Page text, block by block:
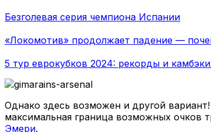
Безголевая серия чемпиона Испании
«Локомотив» продолжает падение —
5 тур еврокубков 2024: рекорды и
Однако здесь возможен и другой
максимальная граница возможных очков
Эмери.